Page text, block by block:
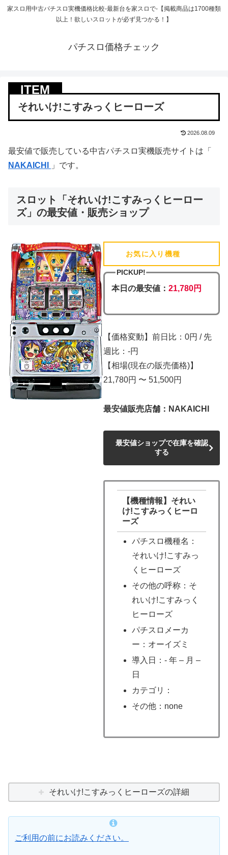
家スロ用中古パチスロ実機価格比較-最新台を家スロで-【掲載商品は1700種類
以上！欲しいスロットが必ず見つかる！】
パチスロ価格チェック
それいけ!こすみっくヒーローズ
2026.08.09
最安値で販売している中古パチスロ実機販売サイトは「
NAKAICHI
」です。
スロット「それいけ!こすみっくヒーロー
ズ」の最安値・販売ショップ
お気に入り機種
PICKUP!
本日の最安値：21,780円
【価格変動】前日比：0円 / 先
週比：-円
【相場(現在の販売価格)】
21,780円 〜 51,500円
最安値販売店舗：NAKAICHI
最安値ショップで在庫を確認
する
【機種情報】それい
け!こすみっくヒーロ
ーズ
パチスロ機種名：
それいけ!こすみっ
くヒーローズ
その他の呼称：そ
れいけ!こすみっく
ヒーローズ
パチスロメーカ
ー：オーイズミ
導入日：- 年 – 月 –
日
カテゴリ：
その他：none
それいけ!こすみっくヒーローズの詳細
ご利用の前にお読みください。